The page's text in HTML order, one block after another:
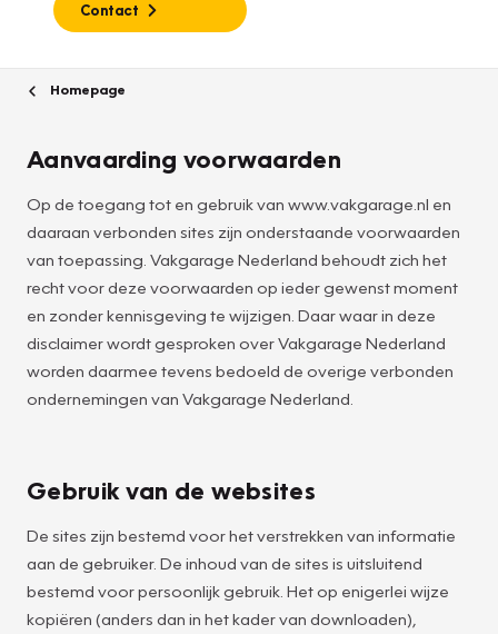
Contact
Homepage
Aanvaarding voorwaarden
Op de toegang tot en gebruik van www.vakgarage.nl en
daaraan verbonden sites zijn onderstaande voorwaarden
van toepassing. Vakgarage Nederland behoudt zich het
recht voor deze voorwaarden op ieder gewenst moment
en zonder kennisgeving te wijzigen. Daar waar in deze
disclaimer wordt gesproken over Vakgarage Nederland
worden daarmee tevens bedoeld de overige verbonden
ondernemingen van Vakgarage Nederland.
Gebruik van de websites
De sites zijn bestemd voor het verstrekken van informatie
aan de gebruiker. De inhoud van de sites is uitsluitend
bestemd voor persoonlijk gebruik. Het op enigerlei wijze
kopiëren (anders dan in het kader van downloaden),